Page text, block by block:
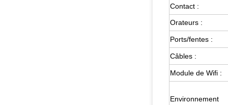
Contact :
Orateurs :
Ports/fentes :
Câbles :
Module de Wifi :
Environnement